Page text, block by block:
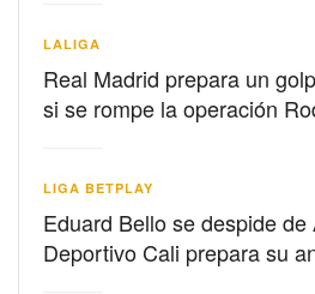
LALIGA
Real Madrid prepara un
si se rompe la operación
LIGA BETPLAY
Eduard Bello se despide
Deportivo Cali prepara su